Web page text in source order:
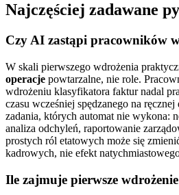
Najczęściej zadawane
Czy AI zastąpi pracowników
W skali pierwszego wdrożenia
operacje powtarzalne, nie role.
wdrożeniu klasyfikatora faktur nadal
czasu wcześniej spędzanego na
zadania, których automat nie wykona:
analiza odchyleń, raportowanie
prostych ról etatowych może się
kadrowych, nie efekt
Ile zajmuje pierwsze